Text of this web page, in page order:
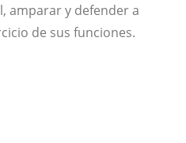
amparar y defender a
de sus funciones.